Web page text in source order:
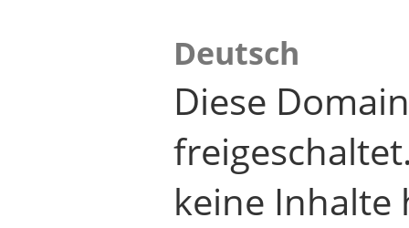
Deutsch
Diese
keine Inhalte